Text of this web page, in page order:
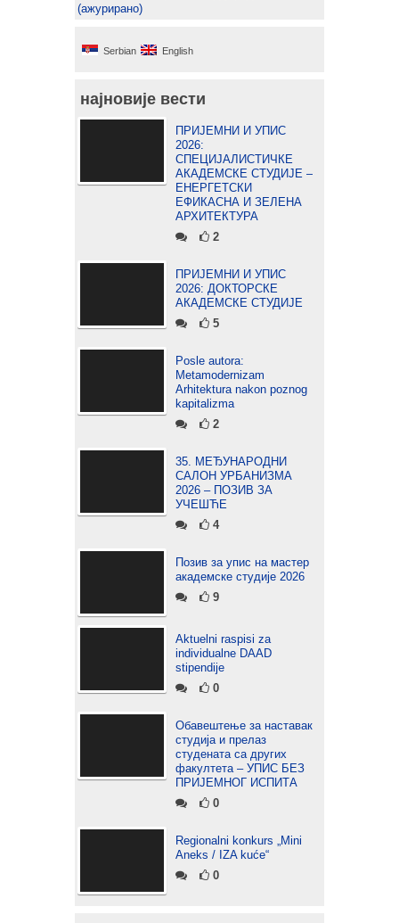
(ажурирано)
Serbian English
најновије вести
ПРИЈЕМНИ И УПИС
2026:
СПЕЦИЈАЛИСТИЧКЕ
АКАДЕМСКЕ СТУДИЈЕ –
ЕНЕРГЕТСКИ
ЕФИКАСНА И ЗЕЛЕНА
АРХИТЕКТУРА
2
ПРИЈЕМНИ И УПИС
2026: ДОКТОРСКЕ
АКАДЕМСКЕ СТУДИЈЕ
5
Posle autora:
Metamodernizam
Arhitektura nakon poznog
kapitalizma
2
35. МЕЂУНАРОДНИ
САЛОН УРБАНИЗМА
2026 – ПОЗИВ ЗА
УЧЕШЋЕ
4
Позив за упис на мастер
академске студије 2026
9
Aktuelni raspisi za
individualne DAAD
stipendije
0
Обавештење за наставак
студија и прелаз
студената са других
факултета – УПИС БЕЗ
ПРИЈЕМНОГ ИСПИТА
0
Regionalni konkurs „Mini
Aneks / IZA kuće“
0